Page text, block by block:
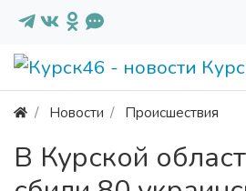
Новости Происшествия
В Курской